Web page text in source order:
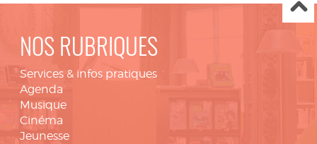
NOS RUBRIQUES
Services & infos pratiques
Agenda
Musique
Cinéma
Jeunesse